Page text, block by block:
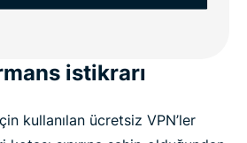
istikrarı
kullanılan ücretsiz VPN’ler